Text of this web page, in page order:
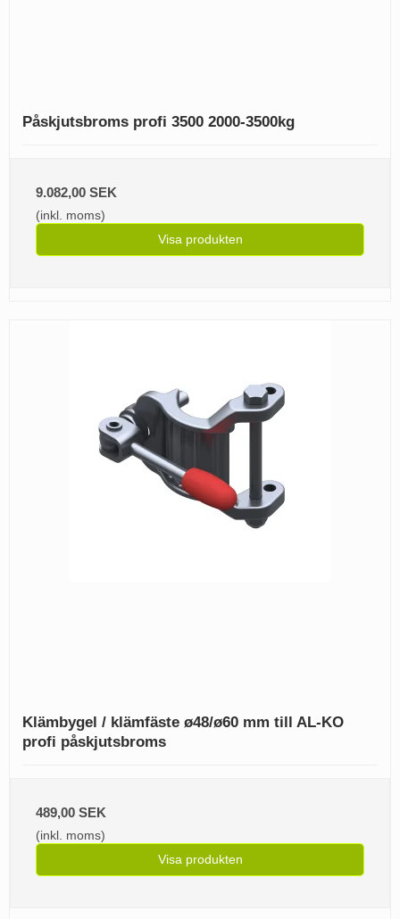
Påskjutsbroms profi 3500 2000-3500kg
9.082,00 SEK
(inkl. moms)
Visa produkten
Klämbygel / klämfäste ø48/ø60 mm till AL-KO
profi påskjutsbroms
489,00 SEK
(inkl. moms)
Visa produkten